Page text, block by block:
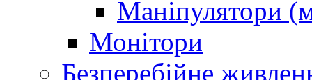
Маніпулятори
Монітори
Безперебійне